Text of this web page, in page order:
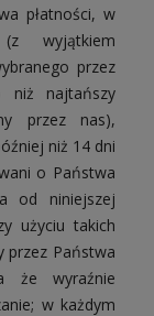
płatności, w
wyjątkiem
przez
niż najtańszy
przez nas),
niż 14 dni
o Państwa
od niniejszej
użyciu takich
przez Państwa
że wyraźnie
w każdym